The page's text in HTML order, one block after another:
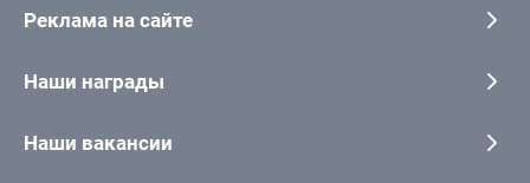
Реклама на сайте
Наши награды
Наши вакансии